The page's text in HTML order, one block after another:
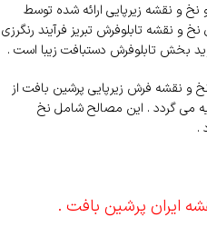
و نقشه زیرپایی ارائه شده توسط
و نقشه تابلوفرش تبریز فرآیند رنگرزی
بخش تابلوفرش دستبافت زیبا است .
و نقشه فرش زیرپایی پرشین بافت از
می گردد . این مصالح شامل نخ
.
ایران پرشین بافت .